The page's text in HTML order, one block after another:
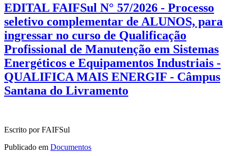
EDITAL FAIFSul N° 57/2026 - Processo
seletivo complementar de ALUNOS, para
ingressar no curso de Qualificação
Profissional de Manutenção em Sistemas
Energéticos e Equipamentos Industriais -
QUALIFICA MAIS ENERGIF - Câmpus
Santana do Livramento
Escrito por FAIFSul
Publicado em Documentos